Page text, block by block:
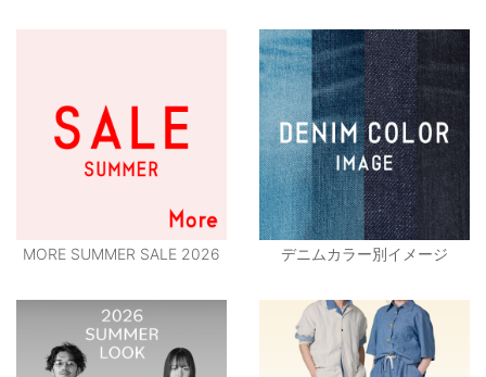
MORE SUMMER SALE 2026 デニムカラー別イメージ